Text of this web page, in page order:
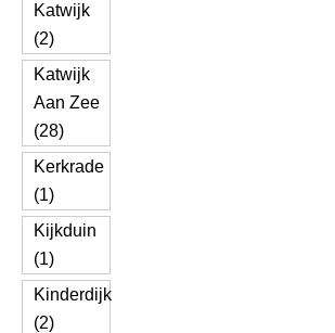
Katwijk
(2)
Katwijk
Aan Zee
(28)
Kerkrade
(1)
Kijkduin
(1)
Kinderdijk
(2)